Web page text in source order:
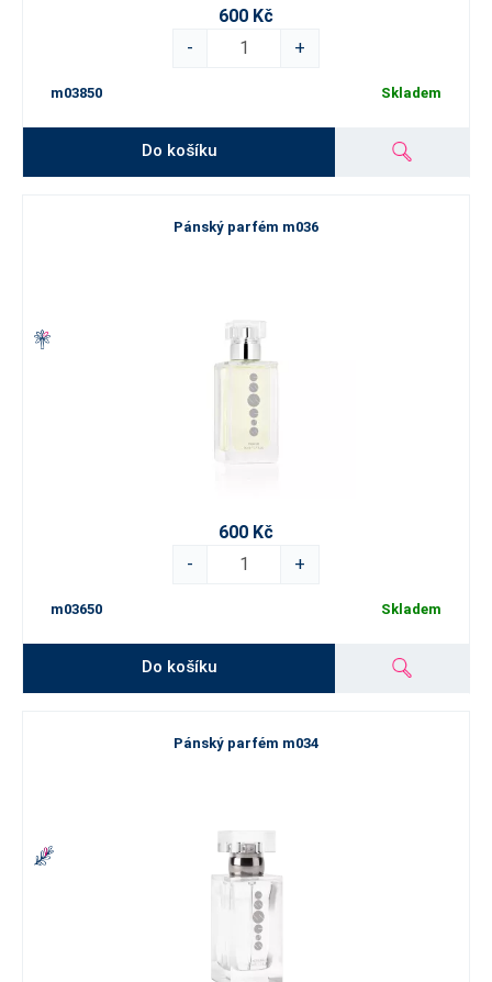
600 Kč
-
+
m03850 Skladem
Do košíku
Pánský parfém m036
600 Kč
-
+
m03650 Skladem
Do košíku
Pánský parfém m034